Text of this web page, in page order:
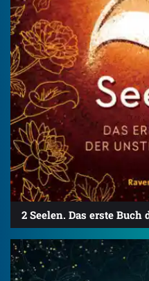
2 Seelen. Das erste